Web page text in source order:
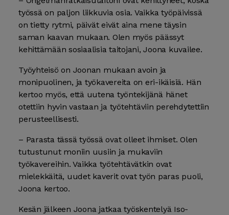
työssä on paljon liikkuvia osia. Vaikka työpäivissä
on tietty rytmi, päivät eivät aina mene täysin
saman kaavan mukaan. Olen myös päässyt
kehittämään sosiaalisia taitojani, Joona kuvailee.
Työyhteisö on Joonan mukaan avoin ja
monipuolinen, ja työkavereita on eri-ikäisiä. Hän
kertoo myös, että uutena työntekijänä hänet
otettiin hyvin vastaan ja työtehtäviin perehdytettiin
perusteellisesti.
– Parasta tässä työssä ovat olleet ihmiset. Olen
tutustunut moniin uusiin ja mukaviin
työkavereihin. Vaikka työtehtävätkin ovat
mielekkäitä, uudet kaverit ovat työn paras puoli,
Joona kertoo.
Kesän jälkeen Joona jatkaa työskentelyä Iso-